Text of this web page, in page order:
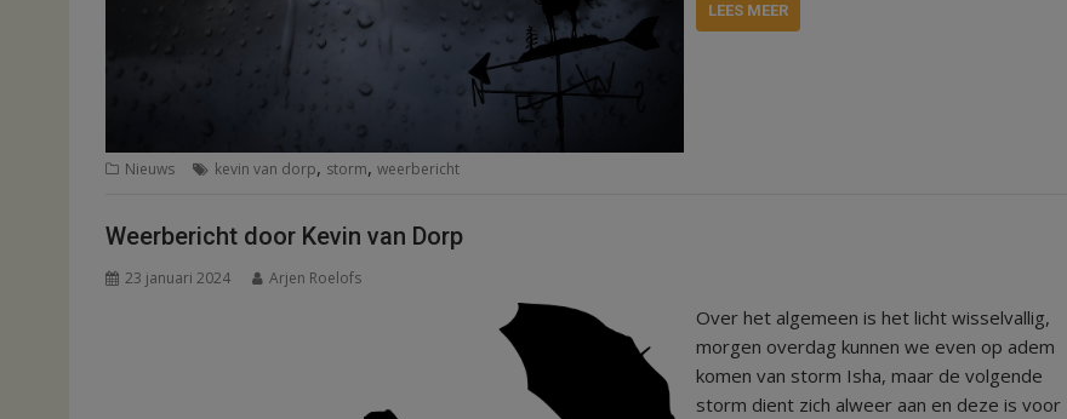
LEES MEER
Nieuws kevin van dorp, storm, weerbericht
Weerbericht door Kevin van Dorp
23 januari 2024 Arjen Roelofs
Over het algemeen is het licht wisselvallig,
morgen overdag kunnen we even op adem
komen van storm Isha, maar de volgende
storm dient zich alweer aan en deze is voor